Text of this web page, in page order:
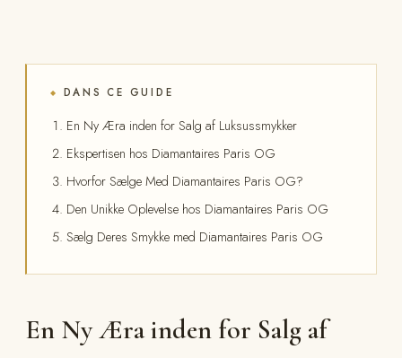
◆ DANS CE GUIDE
En Ny Æra inden for Salg af Luksussmykker
Ekspertisen hos Diamantaires Paris OG
Hvorfor Sælge Med Diamantaires Paris OG?
Den Unikke Oplevelse hos Diamantaires Paris OG
Sælg Deres Smykke med Diamantaires Paris OG
En Ny Æra inden for Salg af